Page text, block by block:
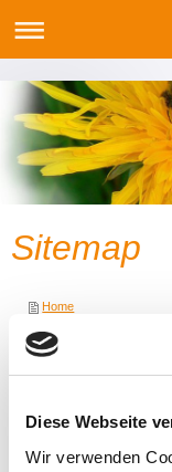
Diese Webseite
Wir verwenden
Sitemap
Home
Aktuelles
Therapien
Fastenwandern
Ernährungsberatung